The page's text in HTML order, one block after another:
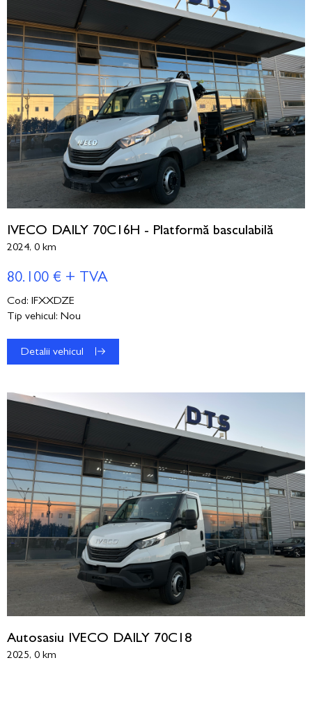
IVECO DAILY 70C16H - Platformă basculabilă
2024, 0 km
80.100 € + TVA
Cod: IFXXDZE
Tip vehicul: Nou
Detalii vehicul
Autosasiu IVECO DAILY 70C18
2025, 0 km